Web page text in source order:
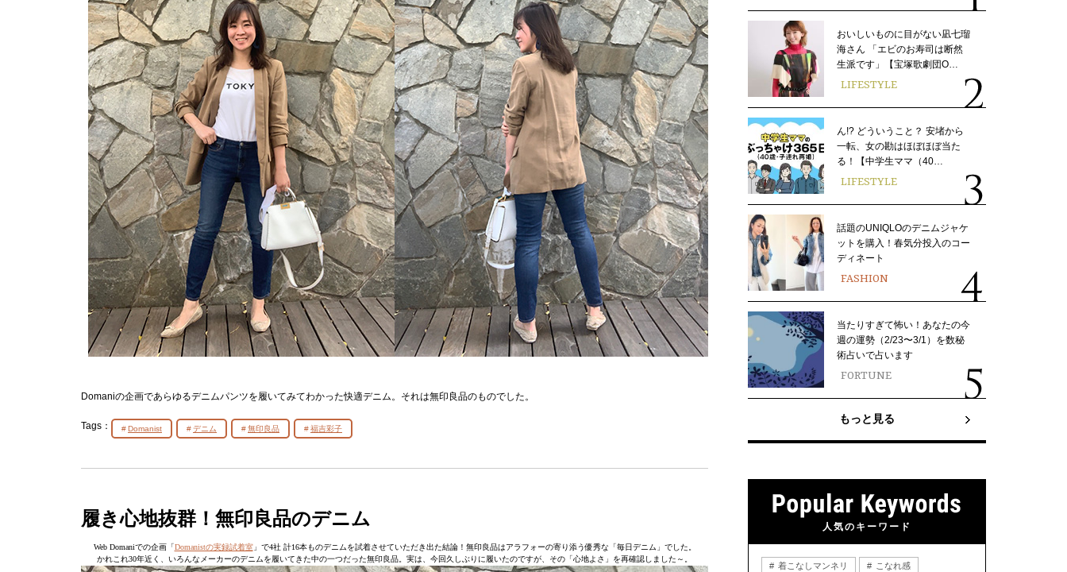
Domaniの企画であらゆるデニムパンツを履いてみてわかった快適デニム。それは無印良品のものでした。
Tags： Domanist デニム 無印良品 福吉彩子
履き心地抜群！無印良品のデニム
Web Domaniでの企画「Domanistの実録試着室」で4社 計16本ものデニムを試着させていただき出た結論！無印良品はアラフォーの寄り添う優秀な「毎日デニム」でした。
かれこれ30年近く、いろんなメーカーのデニムを履いてきた中の一つだった無印良品。実は、今回久しぶりに履いたのですが、その「心地よさ」を再確認しました～。
おいしいものに目がない凪七瑠
海さん 「エビのお寿司は断然
生派です」【宝塚歌劇団O…
LIFESTYLE
ん!? どういうこと？ 安堵から
一転、女の勘はほぼほぼ当た
る！【中学生ママ（40…
LIFESTYLE
話題のUNIQLOのデニムジャケ
ットを購入！春気分投入のコー
ディネート
FASHION
当たりすぎて怖い！あなたの今
週の運勢（2/23〜3/1）を数秘
術占いで占います
FORTUNE
もっと見る
人気のキーワード
着こなしマンネリ こなれ感